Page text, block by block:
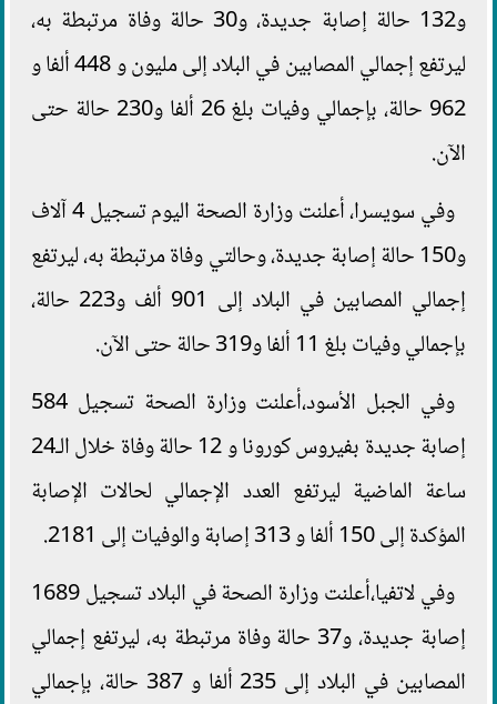
و132 حالة إصابة جديدة، و30 حالة وفاة مرتبطة به،
ليرتفع إجمالي المصابين في البلاد إلى مليون و 448 ألفا و
962 حالة، بإجمالي وفيات بلغ 26 ألفا و230 حالة حتى
الآن.
وفي سويسرا، أعلنت وزارة الصحة اليوم تسجيل 4 آلاف
و150 حالة إصابة جديدة، وحالتي وفاة مرتبطة به، ليرتفع
إجمالي المصابين في البلاد إلى 901 ألف و223 حالة،
بإجمالي وفيات بلغ 11 ألفا و319 حالة حتى الآن.
وفي الجبل الأسود،أعلنت وزارة الصحة تسجيل 584
إصابة جديدة بفيروس كورونا و 12 حالة وفاة خلال الـ24
ساعة الماضية ليرتفع العدد الإجمالي لحالات الإصابة
المؤكدة إلى 150 ألفا و 313 إصابة والوفيات إلى 2181.
وفي لاتفيا،أعلنت وزارة الصحة في البلاد تسجيل 1689
إصابة جديدة، و37 حالة وفاة مرتبطة به، ليرتفع إجمالي
المصابين في البلاد إلى 235 ألفا و 387 حالة، بإجمالي